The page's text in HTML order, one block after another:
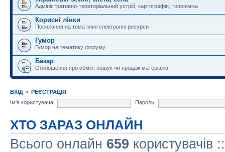
Адміністративно-територіальний устрій, картографія, топоніміка
Корисні лінки
Посилання на тематичні електронні ресурси
Гумор
Гумор на тематику форуму
Базар
Оголошення про обмін, пошук чи продаж матеріалів
ВХІД • РЕЄСТРАЦІЯ
Ім'я користувача:
Пароль:
ХТО ЗАРАЗ ОНЛАЙН
Всього онлайн 659 користувачів